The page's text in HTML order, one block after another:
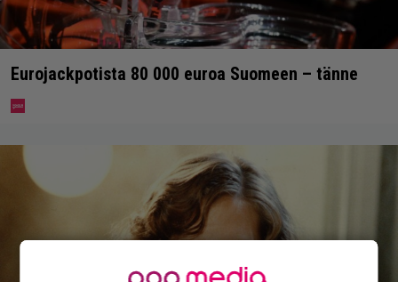
Eurojackpotista 80 000 euroa Suomeen – tänne